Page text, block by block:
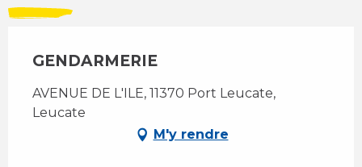
GENDARMERIE
AVENUE DE L'ILE, 11370 Port Leucate,
Leucate
M'y rendre